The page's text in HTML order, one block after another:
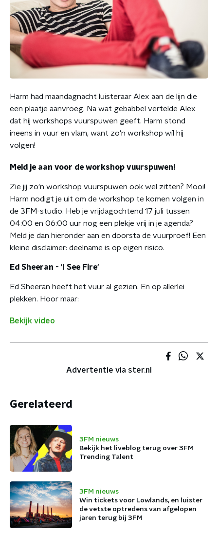
Harm had maandagnacht luisteraar Alex aan de lijn die
een plaatje aanvroeg. Na wat gebabbel vertelde Alex
dat hij workshops vuurspuwen geeft. Harm stond
ineens in vuur en vlam, want zo'n workshop wíl hij
volgen!
Meld je aan voor de workshop vuurspuwen!
Zie jij zo'n workshop vuurspuwen ook wel zitten? Mooi!
Harm nodigt je uit om de workshop te komen volgen in
de 3FM-studio. Heb je vrijdagochtend 17 juli tussen
04:00 en 06:00 uur nog een plekje vrij in je agenda?
Meld je dan hieronder aan en doorsta de vuurproef! Een
kleine disclaimer: deelname is op eigen risico.
Ed Sheeran - 'I See Fire'
Ed Sheeran heeft het vuur al gezien. En op allerlei
plekken. Hoor maar:
Bekijk video
Advertentie via ster.nl
Gerelateerd
3FM nieuws
Bekijk het liveblog terug over 3FM
Trending Talent
3FM nieuws
Win tickets voor Lowlands, en luister
de vetste optredens van afgelopen
jaren terug bij 3FM